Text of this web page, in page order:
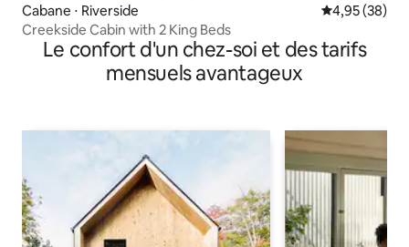
Cabane ⋅ Riverside Évaluation
4,95 (38)
Creekside Cabin with 2 King Beds
Le confort d'un chez-soi et des tarifs
mensuels avantageux